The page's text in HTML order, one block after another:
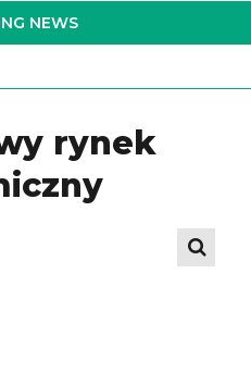
NEWS
rynek